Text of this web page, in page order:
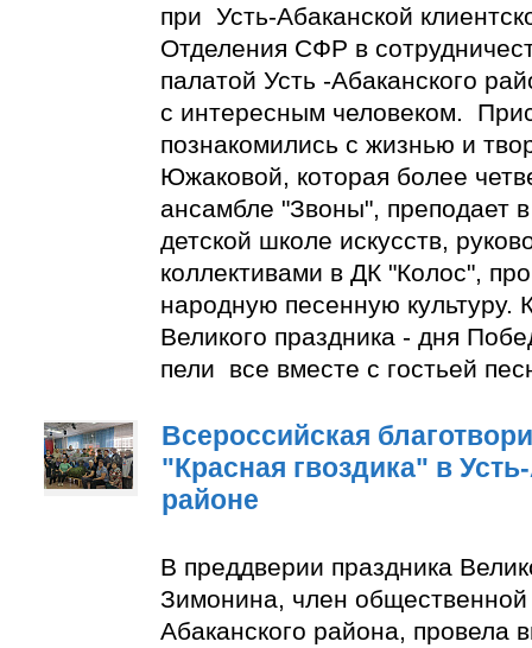
при Усть-Абаканской
Отделения СФР в
палатой Усть -Абаканского
с интересным человеком.
познакомились с жизнью и
Южаковой, которая более
ансамбле "Звоны", преподает
детской школе искусств,
коллективами в ДК "Колос",
народную песенную культуру.
Великого праздника - дня
пели все вместе с гостьей
Всероссийская
"Красная гвоздика" в
районе
В преддверии праздника
Зимонина, член общественной
Абаканского района, провела